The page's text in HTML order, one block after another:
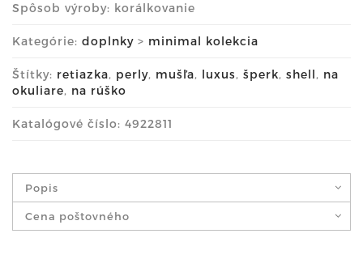
Spôsob výroby: korálkovanie
Kategórie: doplnky > minimal kolekcia
Štítky: retiazka, perly, mušľa, luxus, šperk, shell, na
okuliare, na rúško
Katalógové číslo: 4922811
Popis
Cena poštovného